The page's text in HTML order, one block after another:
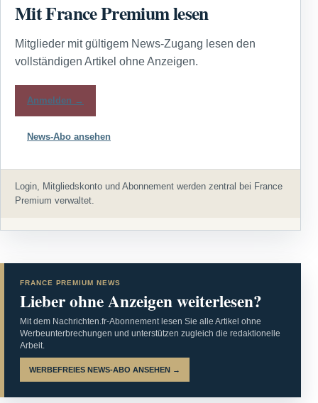
Mit France Premium lesen
Mitglieder mit gültigem News-Zugang lesen den
vollständigen Artikel ohne Anzeigen.
Anmelden →
News-Abo ansehen
Login, Mitgliedskonto und Abonnement werden zentral bei France
Premium verwaltet.
FRANCE PREMIUM NEWS
Lieber ohne Anzeigen weiterlesen?
Mit dem Nachrichten.fr-Abonnement lesen Sie alle Artikel ohne
Werbeunterbrechungen und unterstützen zugleich die redaktionelle
Arbeit.
WERBEFREIES NEWS-ABO ANSEHEN →